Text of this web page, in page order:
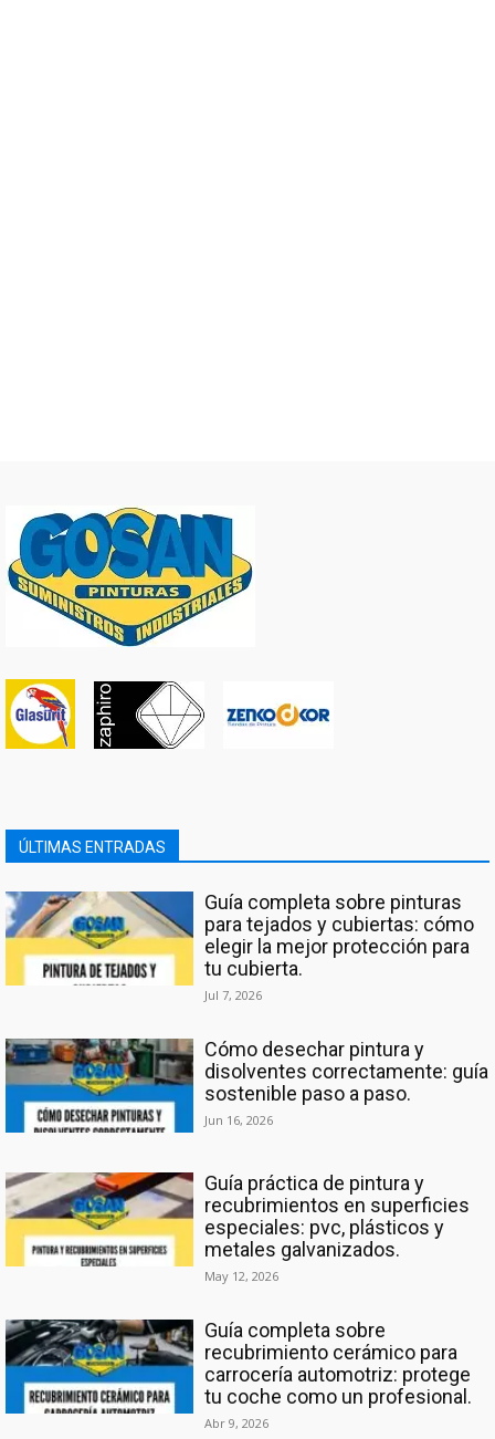
ÚLTIMAS ENTRADAS
Guía completa sobre pinturas
para tejados y cubiertas: cómo
elegir la mejor protección para
tu cubierta.
Jul 7, 2026
Cómo desechar pintura y
disolventes correctamente: guía
sostenible paso a paso.
Jun 16, 2026
Guía práctica de pintura y
recubrimientos en superficies
especiales: pvc, plásticos y
metales galvanizados.
May 12, 2026
Guía completa sobre
recubrimiento cerámico para
carrocería automotriz: protege
tu coche como un profesional.
Abr 9, 2026